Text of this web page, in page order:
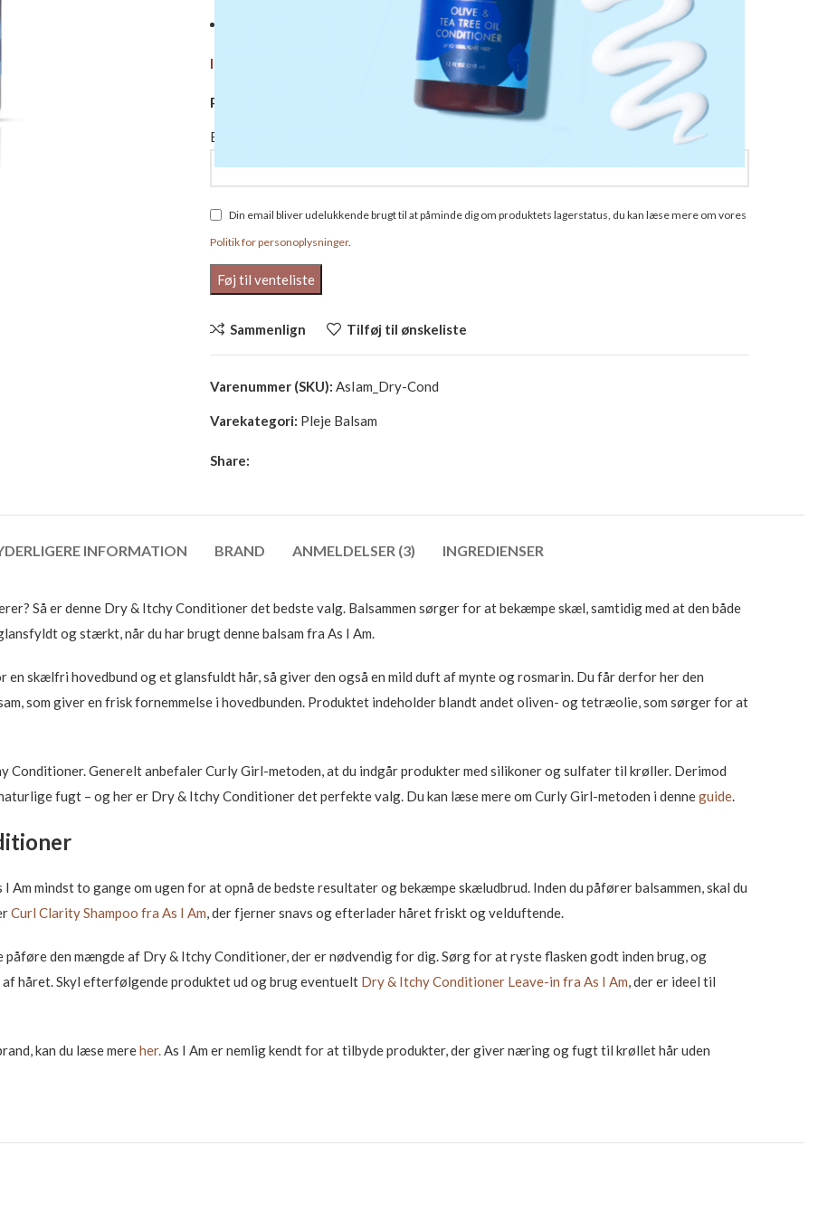
Ikke på lager
Påmind mig når produktet er på lager igen
Email Address
Din email bliver udelukkende brugt til at påminde dig om produktets lagerstatus, du kan læse mere om vores
Politik for personoplysninger.
Sammenlign Tilføj til ønskeliste
Varenummer (SKU): AsIam_Dry-Cond
Varekategori: Pleje Balsam
Share:
INFORMATION BRAND ANMELDELSER (3) INGREDIENSER
Så er denne Dry & Itchy Conditioner det bedste valg. Balsammen sørger for at bekæmpe skæl, samtidig med at den både
og stærkt, når du har brugt denne balsam fra As I Am.
skælfri hovedbund og et glansfuldt hår, så giver den også en mild duft af mynte og rosmarin. Du får derfor her den
som giver en frisk fornemmelse i hovedbunden. Produktet indeholder blandt andet oliven- og tetræolie, som sørger for at
Conditioner. Generelt anbefaler Curly Girl-metoden, at du indgår produkter med silikoner og sulfater til krøller. Derimod
fugt – og her er Dry & Itchy Conditioner det perfekte valg. Du kan læse mere om Curly Girl-metoden i denneguide.
mindst to gange om ugen for at opnå de bedste resultater og bekæmpe skæludbrud. Inden du påfører balsammen, skal du
Curl Clarity Shampoo fra As I Am, der fjerner snavs og efterlader håret friskt og velduftende.
påføre den mængde af Dry & Itchy Conditioner, der er nødvendig for dig. Sørg for at ryste flasken godt inden brug, og
håret. Skyl efterfølgende produktet ud og brug eventuelt Dry & Itchy Conditioner Leave-in fra As I Am, der er ideel til
kan du læse mereher.As I Am er nemlig kendt for at tilbyde produkter, der giver næring og fugt til krøllet hår uden